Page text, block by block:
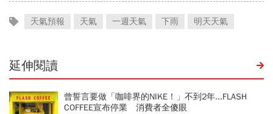
天氣預報 天氣 一週天氣 下雨 明天天氣
延伸閱讀
曾誓言要做「咖啡界的NIKE！」不到2年...FLASH
COFFEE宣布停業 消費者全傻眼